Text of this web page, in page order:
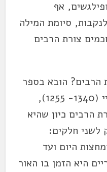
אף
סיומת המילה
צורת הרבים
הרבים? הובא בספר
'כד הקמח' שכתב רבנו בחיי (1340- 1255),
הרבים כיון שהיא
לשני חלקים:
היום ועד
היא הזמן בו האור